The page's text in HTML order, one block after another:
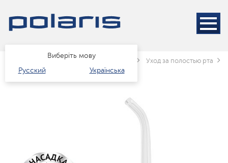
Виберіть мову
Русский
Українська
Каталог краса і здоров'я Уход за полостью рта